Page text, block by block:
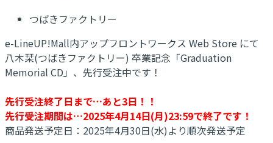
つばきファクトリー
e-LineUP!Mall内アップフロントワークス Web Store にて
八木栞(つばきファクトリー) 卒業記念「Graduation
Memorial CD」、先行受注中です！
先行受注終了日まで…あと3日！！
先行受注期間は…2025年4月14日(月)23:59で終了です！
商品発送予定日：2025年4月30日(水)より順次発送予定